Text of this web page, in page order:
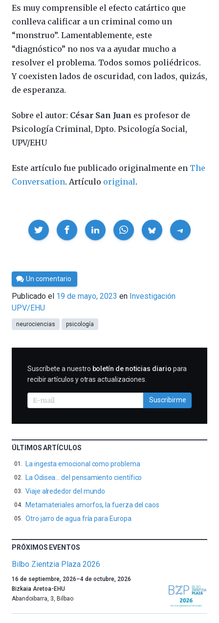
Es muy comprensible el efecto catártico que
conlleva calificar a un criminal como un
“monstruo”. Lamentablemente, este
“diagnóstico” no nos va a ayudar mucho a
resolver el problema. Todos somos poliédricos.
Y coexisten lados de oscuridad, con lados, quizás,
de esperanza.
Sobre el autor: César San Juan es profesor de
Psicología Criminal, Dpto. Psicología Social,
UPV/EHU
Este artículo fue publicado originalmente en The
Conversation. Artículo original.
Compartir
Por
César
Tomé
Un comentario
Publicado el 19 de mayo, 2023 en Investigación
UPV/EHU
neurociencias psicología
SUSCRIBIRME
Suscríbete a nuestro boletín de noticias diario para
recibir artículos y otras actualizaciones.
Suscribirme
ÚLTIMOS ARTÍCULOS
La ingesta emocional como problema
La Odisea… del pensamiento científico
Viaje alrededor del mundo
Metamateriales amorfos, la fuerza del caos
Otro jarro de agua fría para Europa
PRÓXIMOS EVENTOS
Bilbo Zientzia Plaza 2026
Un
año
más,
16 de septiembre, 2026–4 de octubre, 2026
Bizkaia Aretoa-EHU
Abandoibarra, 3 Bilbao